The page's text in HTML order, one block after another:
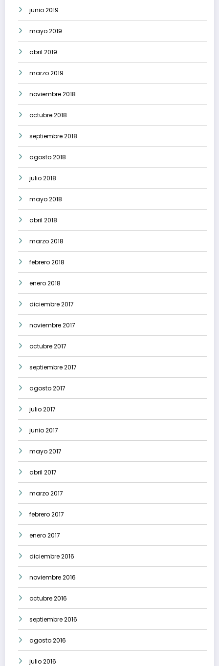
junio 2019
mayo 2019
abril 2019
marzo 2019
noviembre 2018
octubre 2018
septiembre 2018
agosto 2018
julio 2018
mayo 2018
abril 2018
marzo 2018
febrero 2018
enero 2018
diciembre 2017
noviembre 2017
octubre 2017
septiembre 2017
agosto 2017
julio 2017
junio 2017
mayo 2017
abril 2017
marzo 2017
febrero 2017
enero 2017
diciembre 2016
noviembre 2016
octubre 2016
septiembre 2016
agosto 2016
julio 2016